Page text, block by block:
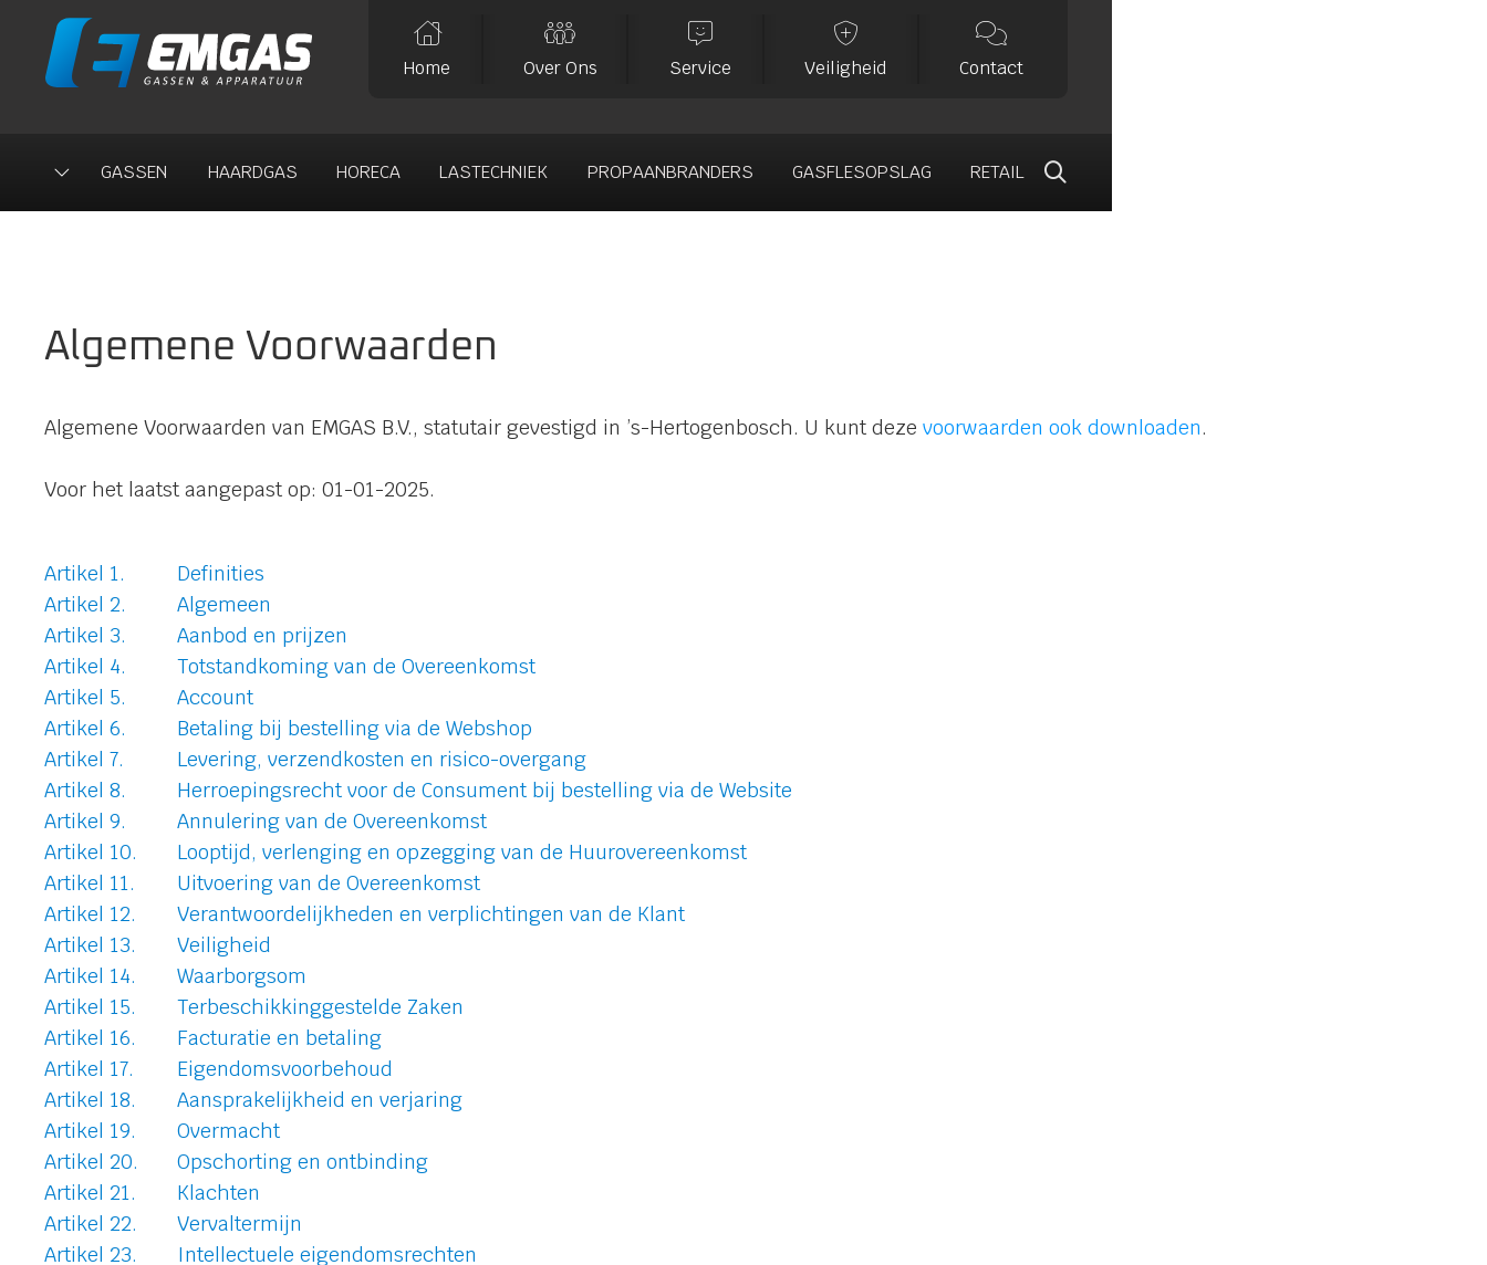

Home

Over Ons

Service

Veiligheid

Contact
GASSEN
 HAARDGAS HORECA LASTECHNIEK PROPAANBRANDERS GASFLESOPSLAG RETAIL 
Algemene Voorwaarden
Algemene Voorwaarden van EMGAS B.V., statutair gevestigd in ’s-Hertogenbosch. U kunt deze voorwaarden ook downloaden.
Voor het laatst aangepast op: 01-01-2025.
Definities
Algemeen
Aanbod en prijzen
Totstandkoming van de Overeenkomst
Account
Betaling bij bestelling via de Webshop
Levering, verzendkosten en risico-overgang
Herroepingsrecht voor de Consument bij bestelling via de Website
Annulering van de Overeenkomst
Looptijd, verlenging en opzegging van de Huurovereenkomst
Uitvoering van de Overeenkomst
Verantwoordelijkheden en verplichtingen van de Klant
Veiligheid
Waarborgsom
Terbeschikkinggestelde Zaken
Facturatie en betaling
Eigendomsvoorbehoud
Aansprakelijkheid en verjaring
Overmacht
Opschorting en ontbinding
Klachten
Vervaltermijn
Intellectuele eigendomsrechten